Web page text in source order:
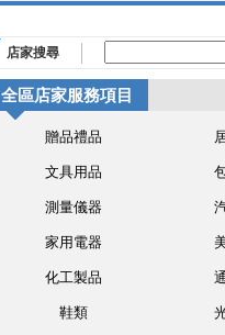
店家搜尋
全區店家服務項目
贈品禮品
文具用品
測量儀器
家用電器
化工製品
鞋類